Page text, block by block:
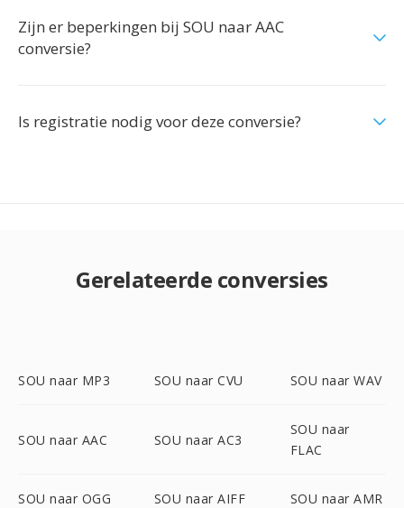
Zijn er beperkingen bij SOU naar AAC
conversie?
Is registratie nodig voor deze conversie?
Gerelateerde conversies
SOU naar MP3 SOU naar CVU SOU naar WAV
SOU naar AAC SOU naar AC3
SOU naar
FLAC
SOU naar OGG SOU naar AIFF SOU naar AMR